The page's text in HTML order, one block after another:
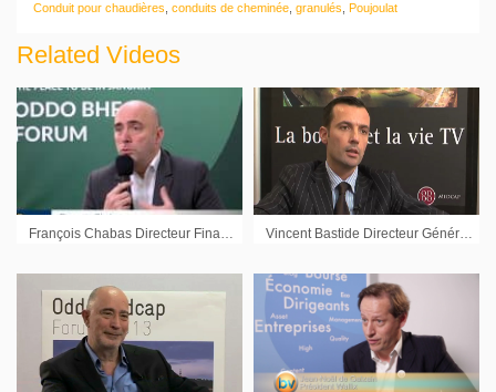
Conduit pour chaudières conduits de cheminée granulés Poujoulat
Related Videos
François Chabas Directeur Financier Bureau Veritas : « On est sur un certain nombre de segments qui sont extrêmement prometteurs » Vincent Bastide Directeur Général Bastide Le Confort Medical